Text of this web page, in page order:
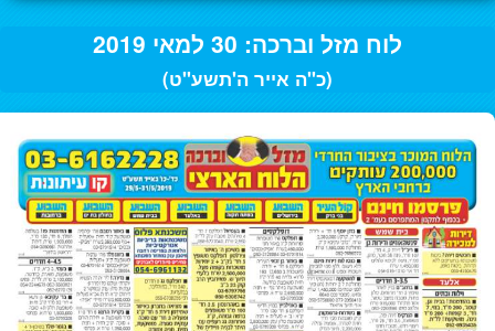
לוח מזל וברכה: 30 למאי 2019
(כ"ה אייר ה'תשע"ט)